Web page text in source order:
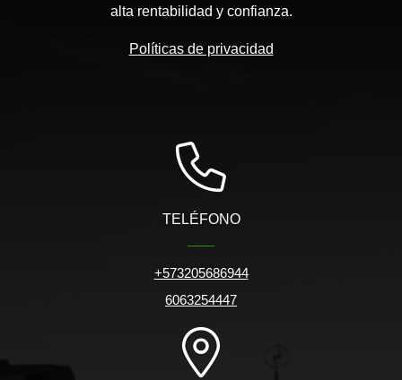
alta rentabilidad y confianza.
Políticas de privacidad
TELÉFONO
+573205686944
6063254447